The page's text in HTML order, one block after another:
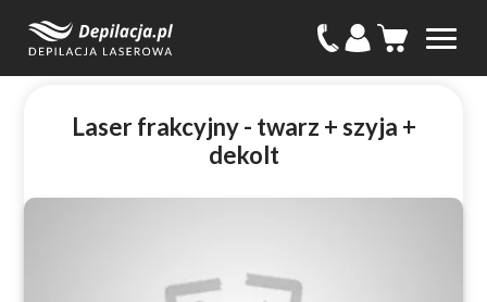
Laser frakcyjny - twarz + szyja +
dekolt